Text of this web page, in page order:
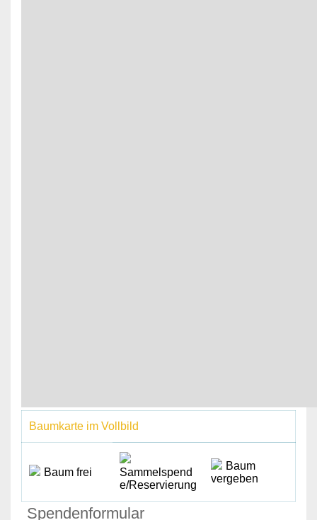
Baumkarte im Vollbild
Baum frei
Sammelspend
e/Reservierung
Baum
vergeben
Spendenformular